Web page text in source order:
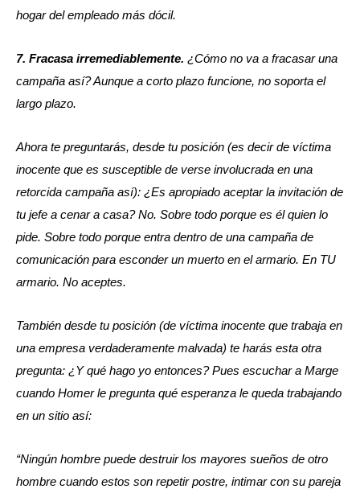
hogar del empleado más dócil.
7. Fracasa irremediablemente. ¿Cómo no va a fracasar una
campaña así? Aunque a corto plazo funcione, no soporta el
largo plazo.
Ahora te preguntarás, desde tu posición (es decir de víctima
inocente que es susceptible de verse involucrada en una
retorcida campaña así): ¿Es apropiado aceptar la invitación de
tu jefe a cenar a casa? No. Sobre todo porque es él quien lo
pide. Sobre todo porque entra dentro de una campaña de
comunicación para esconder un muerto en el armario. En TU
armario. No aceptes.
También desde tu posición (de víctima inocente que trabaja en
una empresa verdaderamente malvada) te harás esta otra
pregunta: ¿Y qué hago yo entonces? Pues escuchar a Marge
cuando Homer le pregunta qué esperanza le queda trabajando
en un sitio así:
“Ningún hombre puede destruir los mayores sueños de otro
hombre cuando estos son repetir postre, intimar con su pareja